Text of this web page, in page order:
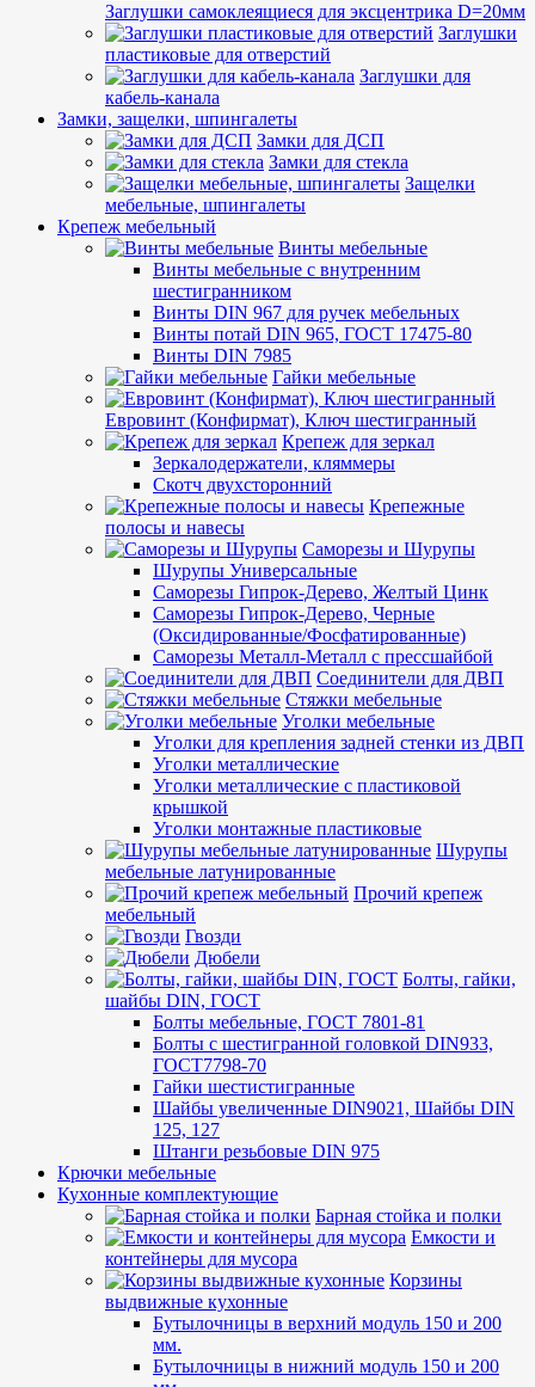
Заглушки самоклеящиеся для эксцентрика D=20мм
Заглушки
пластиковые для отверстий
Заглушки для
кабель-канала
Замки, защелки, шпингалеты
Замки для ДСП
Замки для стекла
Защелки
мебельные, шпингалеты
Крепеж мебельный
Винты мебельные
Винты мебельные с внутренним
шестигранником
Винты DIN 967 для ручек мебельных
Винты потай DIN 965, ГОСТ 17475-80
Винты DIN 7985
Гайки мебельные
Евровинт (Конфирмат), Ключ шестигранный
Крепеж для зеркал
Зеркалодержатели, кляммеры
Скотч двухсторонний
Крепежные
полосы и навесы
Саморезы и Шурупы
Шурупы Универсальные
Саморезы Гипрок-Дерево, Желтый Цинк
Саморезы Гипрок-Дерево, Черные
(Оксидированные/Фосфатированные)
Саморезы Металл-Металл с прессшайбой
Соединители для ДВП
Стяжки мебельные
Уголки мебельные
Уголки для крепления задней стенки из ДВП
Уголки металлические
Уголки металлические с пластиковой
крышкой
Уголки монтажные пластиковые
Шурупы
мебельные латунированные
Прочий крепеж
мебельный
Гвозди
Дюбели
Болты, гайки,
шайбы DIN, ГОСТ
Болты мебельные, ГОСТ 7801-81
Болты с шестигранной головкой DIN933,
ГОСТ7798-70
Гайки шестистигранные
Шайбы увеличенные DIN9021, Шайбы DIN
125, 127
Штанги резьбовые DIN 975
Крючки мебельные
Кухонные комплектующие
Барная стойка и полки
Емкости и
контейнеры для мусора
Корзины
выдвижные кухонные
Бутылочницы в верхний модуль 150 и 200
мм.
Бутылочницы в нижний модуль 150 и 200